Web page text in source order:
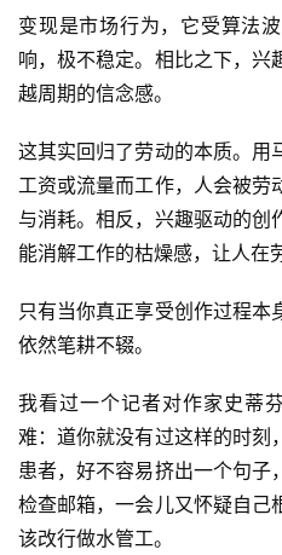
变现是市场行为，它受算法
响，极不稳定。相比之下，兴
越周期的信念感。
这其实回归了劳动的本质。用
工资或流量而工作，人会被劳
与消耗。相反，兴趣驱动的创
能消解工作的枯燥感，让人在
只有当你真正享受创作过程本
依然笔耕不辍。
我看过一个记者对作家史蒂
难：道你就没有过这样的时刻
患者，好不容易挤出一个句子
检查邮箱，一会儿又怀疑自己
该改行做水管工。